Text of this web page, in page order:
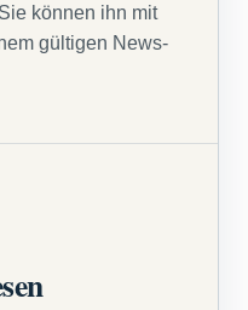
können ihn mit
gültigen News-